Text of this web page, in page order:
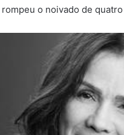
o noivado de